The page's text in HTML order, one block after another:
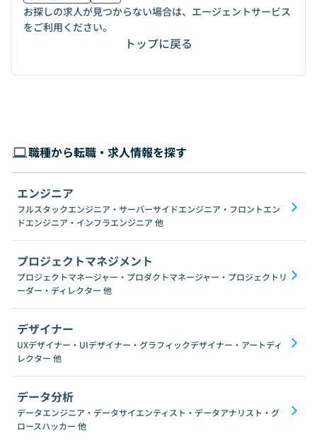
お探しの求人が見つからない場合は、エージェントサービス
をご利用ください。
トップに戻る
職種から転職・求人情報を探す
エンジニア
フルスタックエンジニア・サーバーサイドエンジニア・フロントエン
ドエンジニア・インフラエンジニア 他
プロジェクトマネジメント
プロジェクトマネージャー・プロダクトマネージャー・プロジェクトリ
ーダー・ディレクター 他
デザイナー
UXデザイナー・UIデザイナー・グラフィックデザイナー・アートディ
レクター 他
データ分析
データエンジニア・データサイエンティスト・データアナリスト・グ
ロースハッカー 他